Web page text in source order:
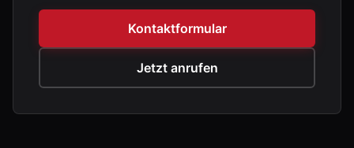
Kontaktformular
Jetzt anrufen